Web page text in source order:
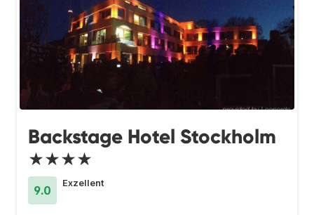
Backstage Hotel Stockholm
★★★★
9.0
Exzellent